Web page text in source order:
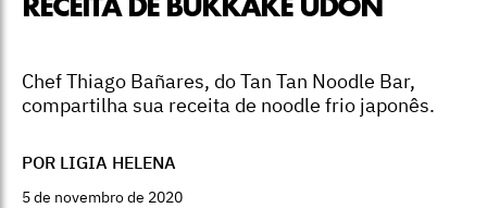
RECEITA DE BUKKAKE UDON
Chef Thiago Bañares, do Tan Tan Noodle Bar,
compartilha sua receita de noodle frio japonês.
POR LIGIA HELENA
5 de novembro de 2020